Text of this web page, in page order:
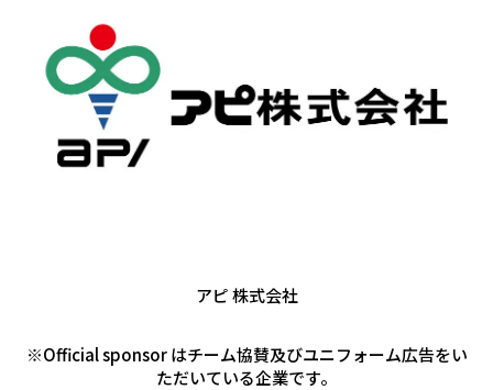
アピ 株式会社
※Official sponsor はチーム協賛及びユニフォーム広告をい
ただいている企業です。